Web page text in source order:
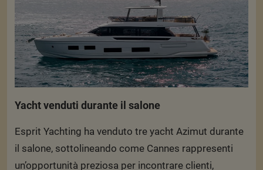
Yacht venduti durante il salone
Esprit Yachting ha venduto tre yacht Azimut durante
il salone, sottolineando come Cannes rappresenti
un’opportunità preziosa per incontrare clienti,